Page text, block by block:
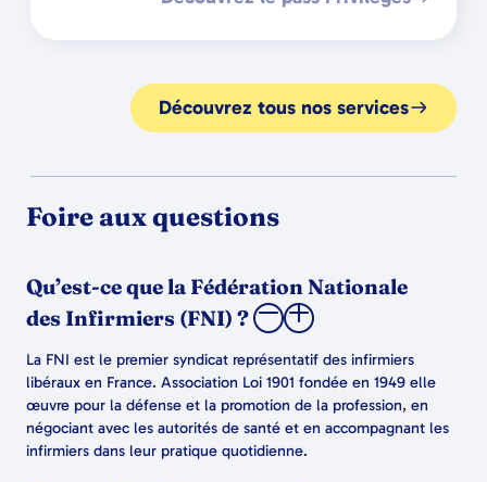
Découvrez tous nos services
Foire aux questions
Qu’est-ce que la Fédération Nationale
des Infirmiers (FNI) ?
La FNI est le premier syndicat représentatif des infirmiers
libéraux en France. Association Loi 1901 fondée en 1949 elle
œuvre pour la défense et la promotion de la profession, en
négociant avec les autorités de santé et en accompagnant les
infirmiers dans leur pratique quotidienne.